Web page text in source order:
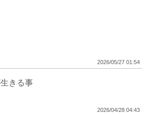
2026/05/27 01:54
きる事
2026/04/28 04:43